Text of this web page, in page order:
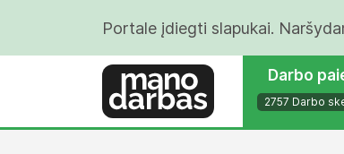
Portale įdiegti slapukai.
Darbo
2757 Darbo